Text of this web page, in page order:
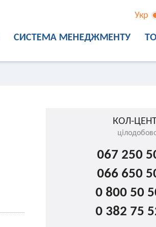
Укр
СИСТЕМА МЕНЕДЖМЕНТУ
КОЛ-
067 250
066 650
0 800 50
0 382 75